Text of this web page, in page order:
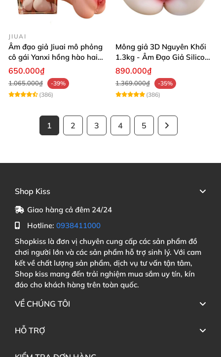
JIUAI
Âm đạo giả Jiuai mô phỏng
cô gái Yanxi hồng hào hai
lỗ bướm giả cầm tay 610g
650.000₫
1.065.000₫
-39%
(386)
Mông giả 3D Nguyên Khối
1.3kg - Âm Đạo Giả Silicon
Siêu Mềm 2 Lỗ Nằm Ngửa
890.000₫
1.369.000₫
-35%
(386)
1 2 3 4 5
Shop Kiss
Giao hàng cả đêm 24/24
Hotline: 0938411000
Shopkiss là đơn vị chuyên cung cấp các sản phẩm đồ
chơi người lớn và các sản phẩm hỗ trợ sinh lý. Với cam
kết về chất lượng sản phẩm, dịch vụ tư vấn tận tâm,
Shop kiss mang đến trải nghiệm mua sắm uy tín, kín
đáo cho khách hàng trên toàn quốc.
VỀ CHÚNG TÔI
HỖ TRỢ